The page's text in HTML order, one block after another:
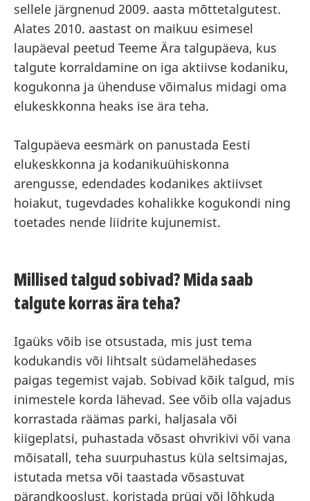
sellele järgnenud 2009. aasta mõttetalgutest.
Alates 2010. aastast on maikuu esimesel
laupäeval peetud Teeme Ära talgupäeva, kus
talgute korraldamine on iga aktiivse kodaniku,
kogukonna ja ühenduse võimalus midagi oma
elukeskkonna heaks ise ära teha.
Talgupäeva eesmärk on panustada Eesti
elukeskkonna ja kodanikuühiskonna
arengusse, edendades kodanikes aktiivset
hoiakut, tugevdades kohalikke kogukondi ning
toetades nende liidrite kujunemist.
Millised talgud sobivad? Mida saab
talgute korras ära teha?
Igaüks võib ise otsustada, mis just tema
kodukandis või lihtsalt südamelähedases
paigas tegemist vajab. Sobivad kõik talgud, mis
inimestele korda lähevad. See võib olla vajadus
korrastada räämas parki, haljasala või
kiigeplatsi, puhastada võsast ohvrikivi või vana
mõisatall, teha suurpuhastus küla seltsimajas,
istutada metsa või taastada võsastuvat
pärandkooslust, koristada prügi või lõhkuda